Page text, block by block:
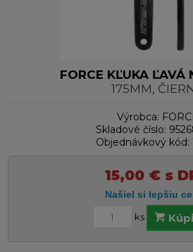
FORCE KĽUKA ĽAVÁ
175MM,
Výrobca:
Skladové číslo:
Objednávkový kód:
15,00 € s
ks